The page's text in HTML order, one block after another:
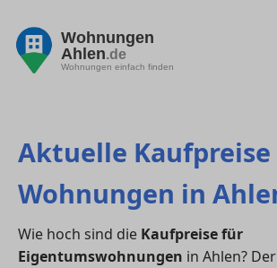
Wohnungen
Ahlen.de
Wohnungen einfach finden
Aktuelle
Wohnungen in
Wie hoch sind die Kaufpreise für
Eigentumswohnungen in Ahlen?